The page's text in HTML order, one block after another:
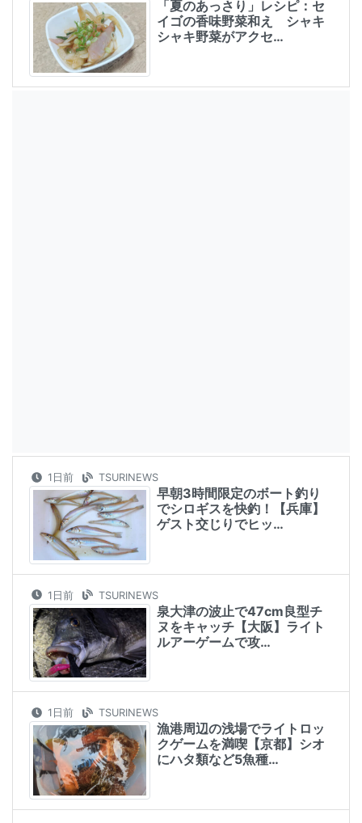
「夏のあっさり」レシピ：セ
イゴの香味野菜和え シャキ
シャキ野菜がアクセ…
1日前 TSURINEWS
早朝3時間限定のボート釣り
でシロギスを快釣！【兵庫】
ゲスト交じりでヒッ…
1日前 TSURINEWS
泉大津の波止で47cm良型チ
ヌをキャッチ【大阪】ライト
ルアーゲームで攻…
1日前 TSURINEWS
漁港周辺の浅場でライトロッ
クゲームを満喫【京都】シオ
にハタ類など5魚種…